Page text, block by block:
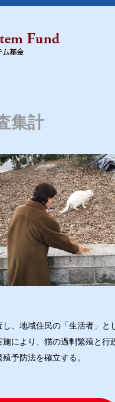
集計
、地域住民の「生活者」と
により、猫の過剰繁殖と行
予防法を確立する。